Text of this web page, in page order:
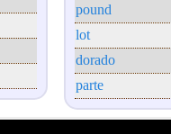
pound
lot
dorado
parte